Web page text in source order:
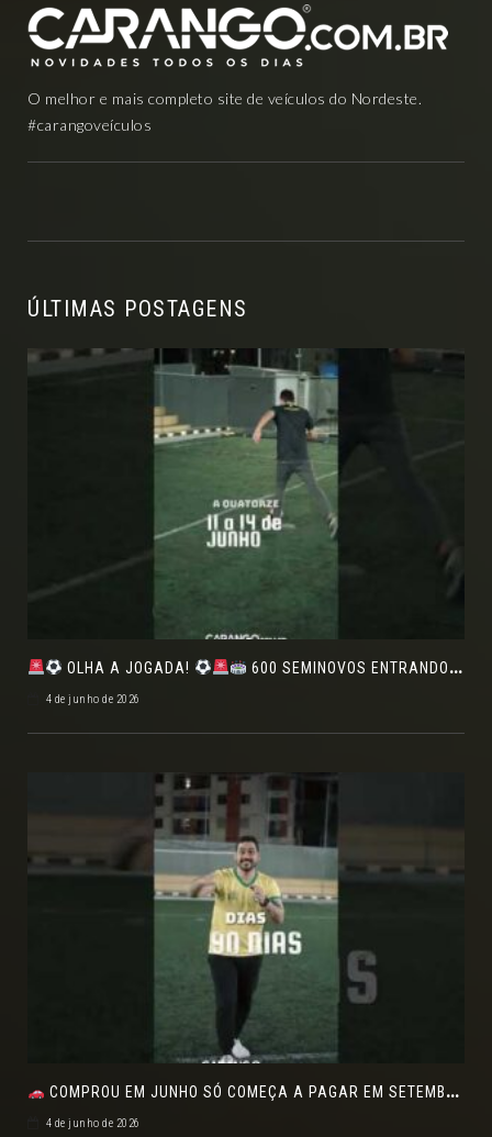
O melhor e mais completo site de veículos do Nordeste.
#carangoveículos
ÚLTIMAS POSTAGENS
OLHA A JOGADA! 600 SEMINOVOS ENTRANDO EM CAMPO NO FEIRÃO DE VERDADE!
4 de junho de 2026
COMPROU EM JUNHO SÓ COMEÇA A PAGAR EM SETEMBRO!NO FEIRÃO DE VERDADE EM ARACJU
4 de junho de 2026